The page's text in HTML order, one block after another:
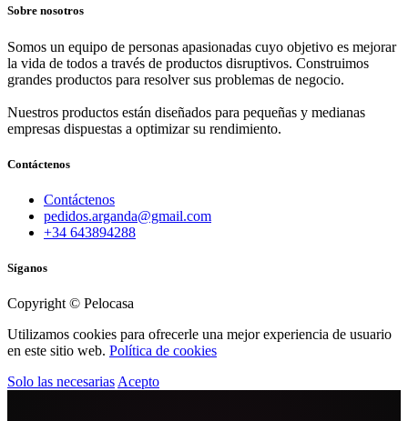
Sobre nosotros
Somos un equipo de personas apasionadas cuyo objetivo es mejorar
la vida de todos a través de productos disruptivos. Construimos
grandes productos para resolver sus problemas de negocio.
Nuestros productos están diseñados para pequeñas y medianas
empresas dispuestas a optimizar su rendimiento.
Contáctenos
Contáctenos
pedidos.arganda@gmail.com
+34 643894288
Síganos
Copyright © Pelocasa
Utilizamos cookies para ofrecerle una mejor experiencia de usuario
en este sitio web. Política de cookies
Solo las necesarias Acepto